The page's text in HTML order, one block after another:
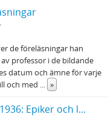
de föreläsningar han
professor i de bildande
datum och ämne för varje
och med ... »
Recensioner i Konsumentbladet 1936: Epiker och lyriker